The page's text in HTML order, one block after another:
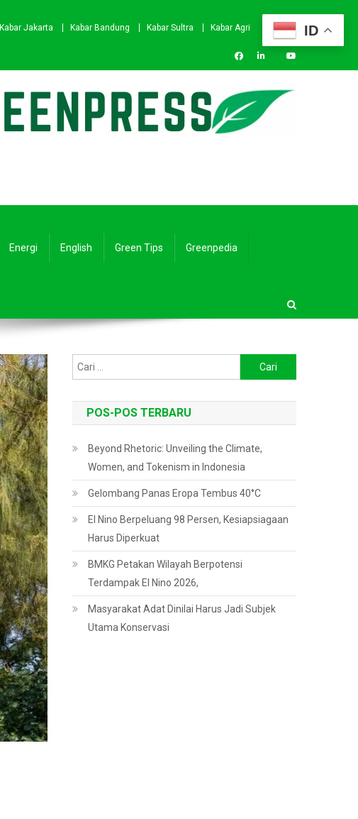
Kabar Jakarta Kabar Bandung Kabar Sultra
Kabar Agri
Energi English Green Tips Greenpedia
untuk:
POS-POS TERBARU
Beyond Rhetoric: Unveiling the Climate,
Women, and Tokenism in Indonesia
Gelombang Panas Eropa Tembus 40°C
El Nino Berpeluang 98 Persen, Kesiapsiagaan
Harus Diperkuat
BMKG Petakan Wilayah Berpotensi
Terdampak El Nino 2026,
Masyarakat Adat Dinilai Harus Jadi Subjek
Utama Konservasi
ID